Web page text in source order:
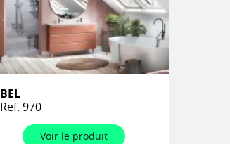
BEL
Ref. 970
Voir le produit